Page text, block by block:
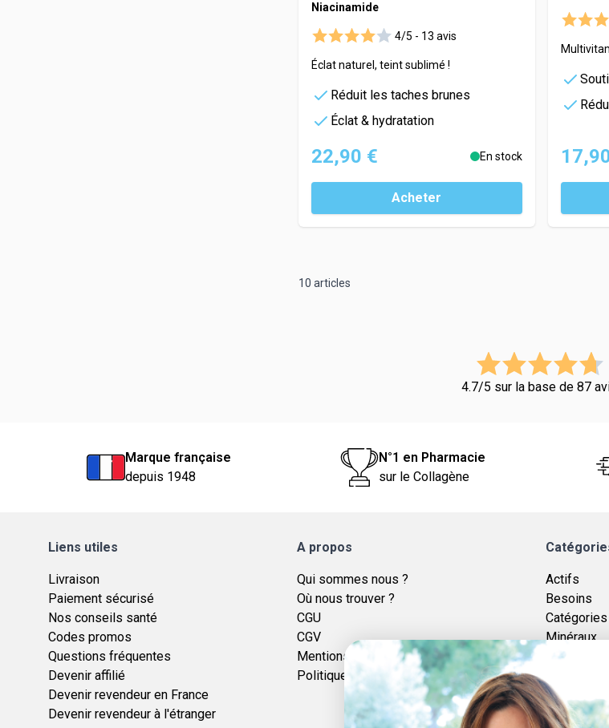
Niacinamide
4/5 - 13 avis
Éclat naturel, teint sublimé !
Réduit les taches brunes
Éclat & hydratation
22,90 € En stock
Acheter
10 articles
4.7/5 sur la base de 87
Marque française
depuis 1948
N°1 en Pharmacie
sur le Collagène
Liens utiles
Livraison
Paiement sécurisé
Nos conseils santé
Codes promos
Questions fréquentes
Devenir affilié
Devenir revendeur en France
Devenir revendeur à l'étranger
A propos
Qui sommes nous ?
Où nous trouver ?
CGU
CGV
Mentions légales
Politique de confidentialité
Actifs
Besoins
Catégories
Minéraux
Soins
Vitamines
Plantes